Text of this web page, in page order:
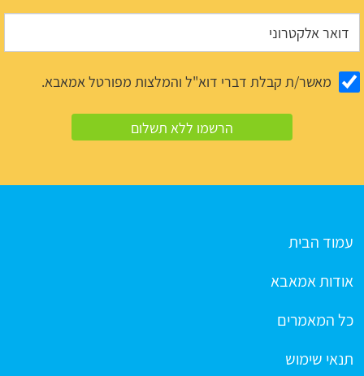
מאשר/ת קבלת דברי דוא"ל והמלצות מפורטל אמאבא.
עמוד הבית
אודות אמאבא
כל המאמרים
תנאי שימוש